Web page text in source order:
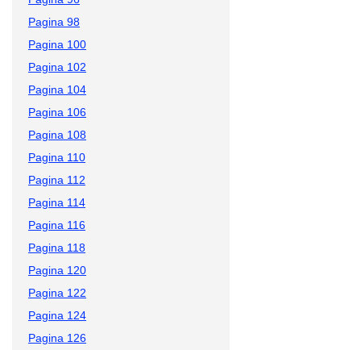
Pagina 98
Pagina 100
Pagina 102
Pagina 104
Pagina 106
Pagina 108
Pagina 110
Pagina 112
Pagina 114
Pagina 116
Pagina 118
Pagina 120
Pagina 122
Pagina 124
Pagina 126